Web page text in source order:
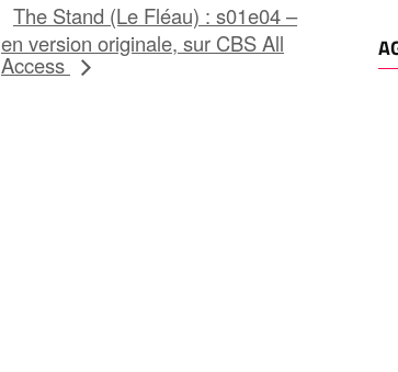
The Stand (Le Fléau) : s01e04 –
en version originale, sur CBS All
Access